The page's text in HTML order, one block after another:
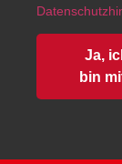
Ja,
bin